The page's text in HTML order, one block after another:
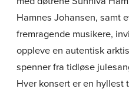
Hamnes Johansen, samt
fremragende musikere,
oppleve en autentisk
spenner fra tidløse
Hver konsert er en